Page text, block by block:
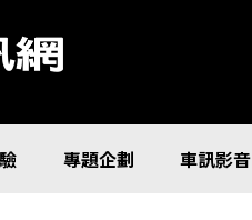
專題企劃 車訊影音